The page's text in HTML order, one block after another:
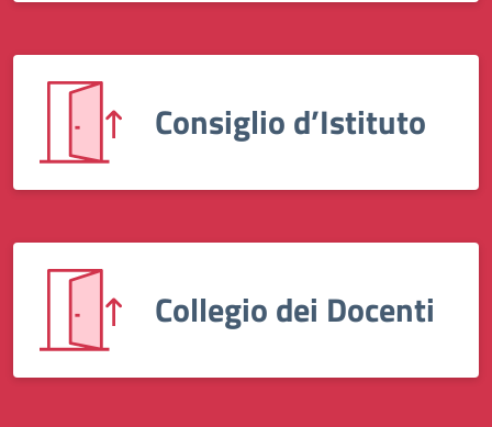
Consiglio d’Istituto
Collegio dei Docenti